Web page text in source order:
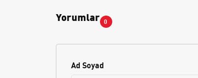
Yorumlar 0
Ad Soyad